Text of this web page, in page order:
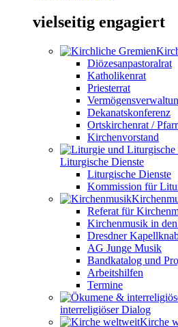
vielseitig engagiert
Diözesanpastoralrat
Katholikenrat
Priesterrat
Dekanatskonferenz
Ortskirchenrat /
Kirchenvorstand
Liturgische Dienste
Liturgische Dienste
Kommission für
Referat für
Kirchenmusik in
Dresdner
AG Junge Musik
Bandkatalog und
Arbeitshilfen
Termine
interreligiöser Dialog
Kirche